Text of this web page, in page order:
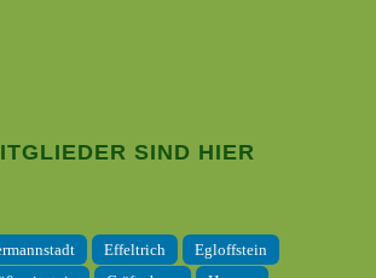
SIND HIER
Effeltrich
Egloffstein